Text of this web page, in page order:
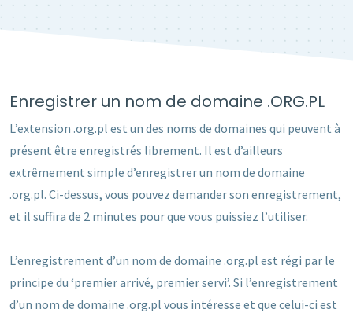
Enregistrer un nom de domaine .ORG.PL
L’extension .org.pl est un des noms de domaines qui peuvent à
présent être enregistrés librement. Il est d’ailleurs
extrêmement simple d’enregistrer un nom de domaine
.org.pl. Ci-dessus, vous pouvez demander son enregistrement,
et il suffira de 2 minutes pour que vous puissiez l’utiliser.
L’enregistrement d’un nom de domaine .org.pl est régi par le
principe du ‘premier arrivé, premier servi’. Si l’enregistrement
d’un nom de domaine .org.pl vous intéresse et que celui-ci est